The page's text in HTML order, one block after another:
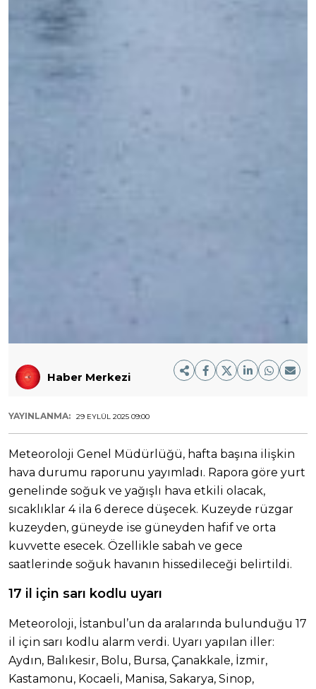
Haber Merkezi
YAYINLANMA: 29 EYLÜL 2025 09:00
Meteoroloji Genel Müdürlüğü, hafta başına ilişkin
hava durumu raporunu yayımladı. Rapora göre yurt
genelinde soğuk ve yağışlı hava etkili olacak,
sıcaklıklar 4 ila 6 derece düşecek. Kuzeyde rüzgar
kuzeyden, güneyde ise güneyden hafif ve orta
kuvvette esecek. Özellikle sabah ve gece
saatlerinde soğuk havanın hissedileceği belirtildi.
17 il için sarı kodlu uyarı
Meteoroloji, İstanbul’un da aralarında bulunduğu 17
il için sarı kodlu alarm verdi. Uyarı yapılan iller:
Aydın, Balıkesir, Bolu, Bursa, Çanakkale, İzmir,
Kastamonu, Kocaeli, Manisa, Sakarya, Sinop,